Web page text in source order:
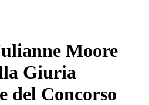
Moore
Giuria
del Concorso